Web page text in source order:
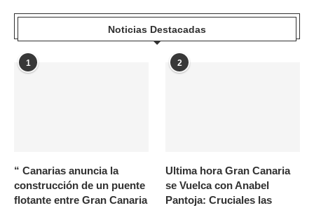
Noticias Destacadas
1
“ Canarias anuncia la
construcción de un puente
flotante entre Gran Canaria
2
Ultima hora Gran Canaria
se Vuelca con Anabel
Pantoja: Cruciales las